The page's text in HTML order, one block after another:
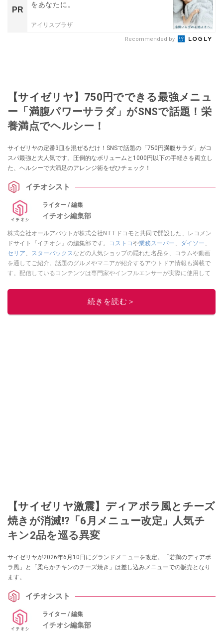
PR
をあなたに。
アイリスプラザ
Recommended by
【サイゼリヤ】750円でできる最強メニュ
ー「満腹パワーサラダ」がSNSで話題！栄
養満点でヘルシー！
サイゼリヤの定番3皿を混ぜるだけ！SNSで話題の「750円満腹サラダ」がコ
スパ最強と大人気です。圧倒的なボリュームと1000円以下の手軽さを両立し
た、ヘルシーで大満足のアレンジ術をぜひチェック！
イチオシスト
ライター / 編集
イチオシ編集部
株式会社オールアバウトが株式会社NTTドコモと共同で開設した、レコメン
ドサイト『イチオシ』の編集部です。
コストコや業務スーパー、 ダイソー、
セリア、 スターバックスなどの人気ショップの隠れた名品を、コラムや動画
を通してご紹介。話題のグルメやマニアが紹介するアウトドア情報も満載で
す。配信しているコンテンツは専門家やインフルエンサーが実際に使用して
ニュースでフォロー
続きを読む＞
【サイゼリヤ激震】ディアボラ風とチーズ
焼きが消滅!?「6月メニュー改定」人気チ
キン2品を巡る異変
サイゼリヤが2026年6月10日にグランドメニューを改定。「若鶏のディアボ
ラ風」と「柔らかチキンのチーズ焼き」は差し込みメニューでの販売となり
ます。
イチオシスト
ライター / 編集
イチオシ編集部